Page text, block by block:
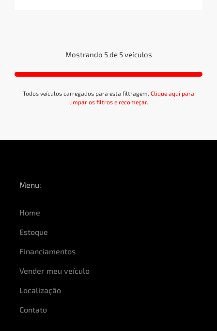
AMARELO
VERDE VERMELHO
Mostrando 5 de 5 veículos
Todos veículos carregados para esta filtragem. Clique aqui para
limpar os filtros e recomeçar.
Menu:
Home
Estoque
Financiamentos
Vender meu veículo
Localização
Contato